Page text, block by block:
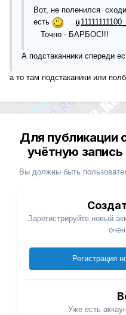
Вот, не поленился
есть
Точно - БАРБОС!!!
А подстаканники спереди
а то там подстаканики или
Для публикации
учётную запись
Вы должны быть
Зарегистрируйте новый
Регистрация
Уже есть